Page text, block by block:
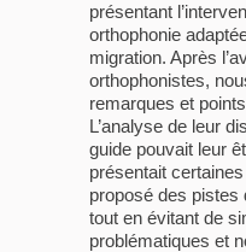
présentant
orthophonie
migration. Après
orthophonistes,
remarques et
L’analyse de leur
guide pouvait leur
présentait
proposé des pistes
tout en évitant de
problématiques et